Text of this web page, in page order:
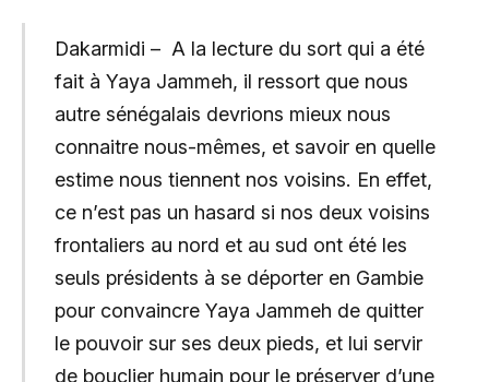
Dakarmidi – A la lecture du sort qui a été
fait à Yaya Jammeh, il ressort que nous
autre sénégalais devrions mieux nous
connaitre nous-mêmes, et savoir en quelle
estime nous tiennent nos voisins. En effet,
ce n’est pas un hasard si nos deux voisins
frontaliers au nord et au sud ont été les
seuls présidents à se déporter en Gambie
pour convaincre Yaya Jammeh de quitter
le pouvoir sur ses deux pieds, et lui servir
de bouclier humain pour le préserver d’une